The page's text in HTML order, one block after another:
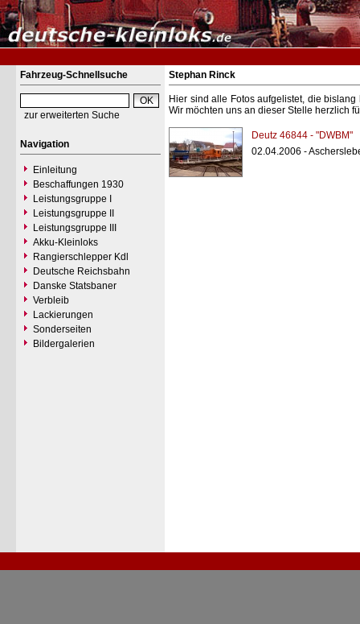
Fahrzeug-Schnellsuche
zur erweiterten Suche
Navigation
Einleitung
Beschaffungen 1930
Leistungsgruppe I
Leistungsgruppe II
Leistungsgruppe III
Akku-Kleinloks
Rangierschlepper Kdl
Deutsche Reichsbahn
Danske Statsbaner
Verbleib
Lackierungen
Sonderseiten
Bildergalerien
Stephan Rinck
Hier sind alle Fotos aufgelistet, die
Wir möchten uns an dieser Stelle herzlich
Deutz 46844 - "DWBM"
02.04.2006 -